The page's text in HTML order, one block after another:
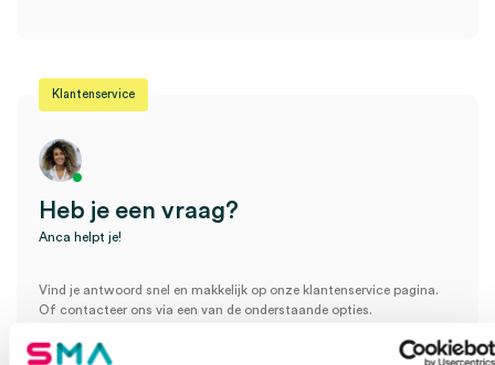
Klantenservice
Heb je een vraag?
Anca helpt je!
Vind je antwoord snel en makkelijk op onze klantenservice pagina.
Of contacteer ons via een van de onderstaande opties.
08:30 tot 17:00